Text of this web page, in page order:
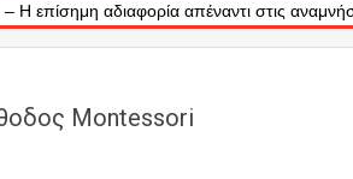
αδιαφορία απέναντι στις αναμνήσεις μας
Montessori